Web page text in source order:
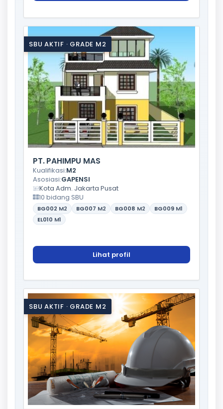
SBU AKTIF · GRADE M2
PT. PAHIMPU MAS
Kualifikasi:M2
Asosiasi:GAPENSI
Kota Adm. Jakarta Pusat
10 bidang SBU
BG002 M2 BG007 M2 BG008 M2 BG009 M1
EL010 M1
Lihat profil
SBU AKTIF · GRADE M2